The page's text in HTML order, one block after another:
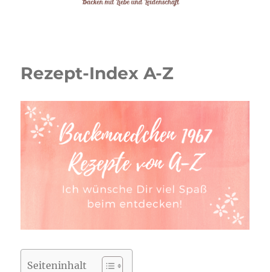
Rezept-Index A-Z
Seiteninhalt